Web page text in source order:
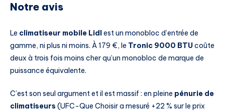
Notre avis
Le climatiseur mobile Lidlest un monobloc d’entrée de
gamme, ni plus ni moins. À 179 €, le Tronic 9000 BTUcoûte
deux à trois fois moins cher qu’un monobloc de marque de
puissance équivalente.
C’est son seul argument et il est massif : en pleine pénurie de
climatiseurs (UFC-Que Choisir a mesuré +22 % sur le prix